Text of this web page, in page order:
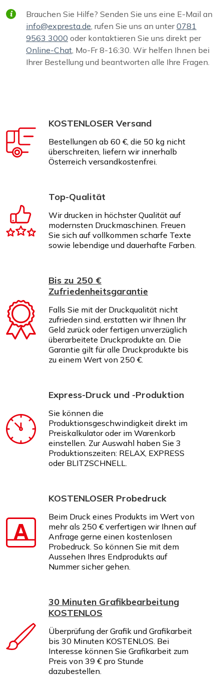
Brauchen Sie Hilfe? Senden Sie uns eine E-Mail an
info@expresta.de, rufen Sie uns an unter0781
9563 3000 oder kontaktieren Sie uns direkt per
Online-Chat, Mo-Fr 8-16:30. Wir helfen Ihnen bei
Ihrer Bestellung und beantworten alle Ihre Fragen.
KOSTENLOSER Versand
Bestellungen ab 60 €, die 50 kg nicht
überschreiten, liefern wir innerhalb
Österreich versandkostenfrei.
Top-Qualität
Wir drucken in höchster Qualität auf
modernsten Druckmaschinen. Freuen
Sie sich auf vollkommen scharfe Texte
sowie lebendige und dauerhafte Farben.
Bis zu 250 €
Zufriedenheitsgarantie
Falls Sie mit der Druckqualität nicht
zufrieden sind, erstatten wir Ihnen Ihr
Geld zurück oder fertigen unverzüglich
überarbeitete Druckprodukte an. Die
Garantie gilt für alle Druckprodukte bis
zu einem Wert von 250 €.
Express-Druck und -Produktion
Sie können die
Produktionsgeschwindigkeit direkt im
Preiskalkulator oder im Warenkorb
einstellen. Zur Auswahl haben Sie 3
Produktionszeiten: RELAX, EXPRESS
oder BLITZSCHNELL.
KOSTENLOSER Probedruck
Beim Druck eines Produkts im Wert von
mehr als 250 € verfertigen wir Ihnen auf
Anfrage gerne einen kostenlosen
Probedruck. So können Sie mit dem
Aussehen Ihres Endprodukts auf
Nummer sicher gehen.
30 Minuten Grafikbearbeitung
KOSTENLOS
Überprüfung der Grafik und Grafikarbeit
bis 30 Minuten KOSTENLOS. Bei
Interesse können Sie Grafikarbeit zum
Preis von 39 € pro Stunde
dazubestellen.